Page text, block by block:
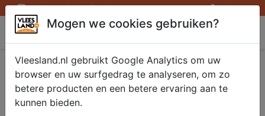
Openingstijden afhaalpunten Inloggen
Vleesland
Pulled chicken 1000
gr.
Mogen we cookies gebruiken?
Vleesland.nl gebruikt Google Analytics om uw
browser en uw surfgedrag te analyseren, om zo
betere producten en een betere ervaring aan te
kunnen bieden.